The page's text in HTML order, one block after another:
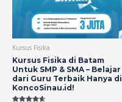
Kursus Fisika
Kursus Fisika di Batam
Untuk SMP & SMA – Belajar
dari Guru Terbaik Hanya di
KoncoSinau.id!